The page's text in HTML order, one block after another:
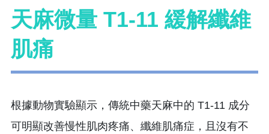
天麻微量 T1-11 緩解纖維
肌痛
根據動物實驗顯示，傳統中藥天麻中的 T1-11 成分
可明顯改善慢性肌肉疼痛、纖維肌痛症，且沒有不